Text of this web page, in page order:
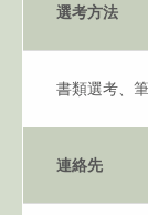
選考方法
書類選考、
連絡先